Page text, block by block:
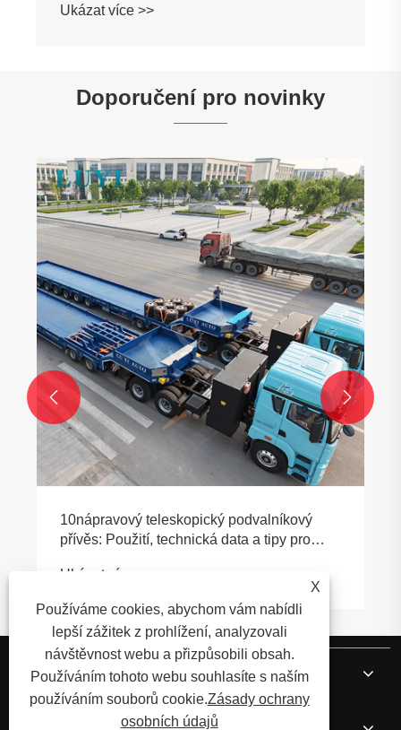
Ukázat více >>
Doporučení pro novinky
10nápravový teleskopický podvalníkový
přívěs: Použití, technická data a tipy pro
Ukázat více >>
 
O nás
X
Používáme cookies, abychom vám nabídli
lepší zážitek z prohlížení, analyzovali
návštěvnost webu a přizpůsobili obsah.
Používáním tohoto webu souhlasíte s naším
používáním souborů cookie.Zásady ochrany
osobních údajů